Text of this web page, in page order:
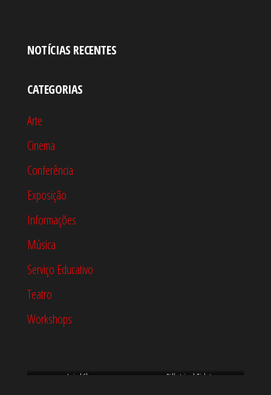
NOTÍCIAS RECENTES
CATEGORIAS
Arte
Cinema
Conferência
Exposição
Informações
Música
Serviço Educativo
Teatro
Workshops
Loja | Shop Bilheteira | Tickets